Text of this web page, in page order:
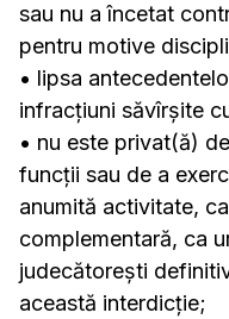
sau nu a încetat
pentru motive
• lipsa
infracţiuni săvîrşite
• nu este privat(ă)
funcţii sau de a
anumită activitate,
complementară, ca
judecătoreşti
această interdicţie;